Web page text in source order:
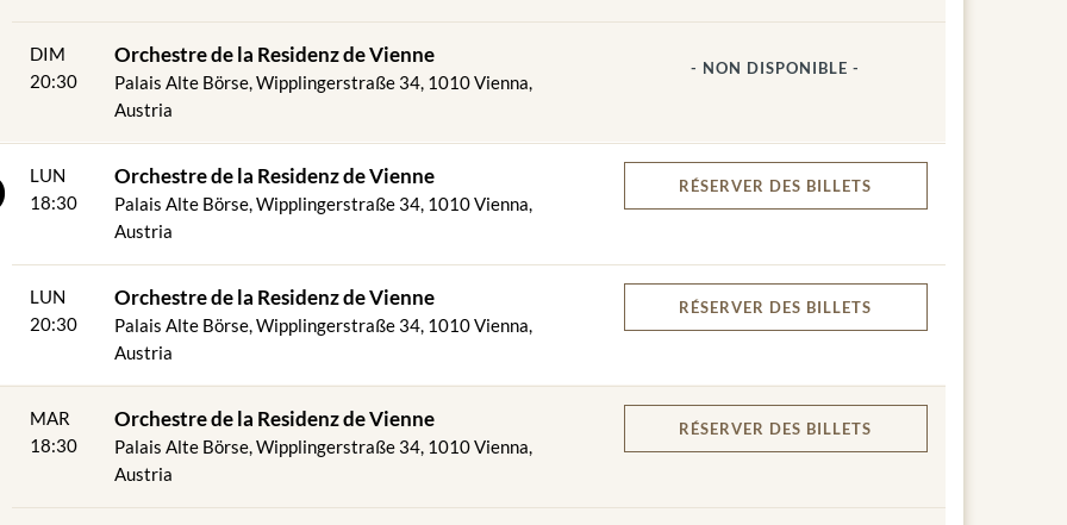
DIM
20:30
Orchestre de la Residenz de Vienne
Palais Alte Börse, Wipplingerstraße 34, 1010 Vienna,
Austria
- NON DISPONIBLE -
LUN
18:30
Orchestre de la Residenz de Vienne
Palais Alte Börse, Wipplingerstraße 34, 1010 Vienna,
Austria
RÉSERVER DES BILLETS
LUN
20:30
Orchestre de la Residenz de Vienne
Palais Alte Börse, Wipplingerstraße 34, 1010 Vienna,
Austria
RÉSERVER DES BILLETS
MAR
18:30
Orchestre de la Residenz de Vienne
Palais Alte Börse, Wipplingerstraße 34, 1010 Vienna,
Austria
RÉSERVER DES BILLETS